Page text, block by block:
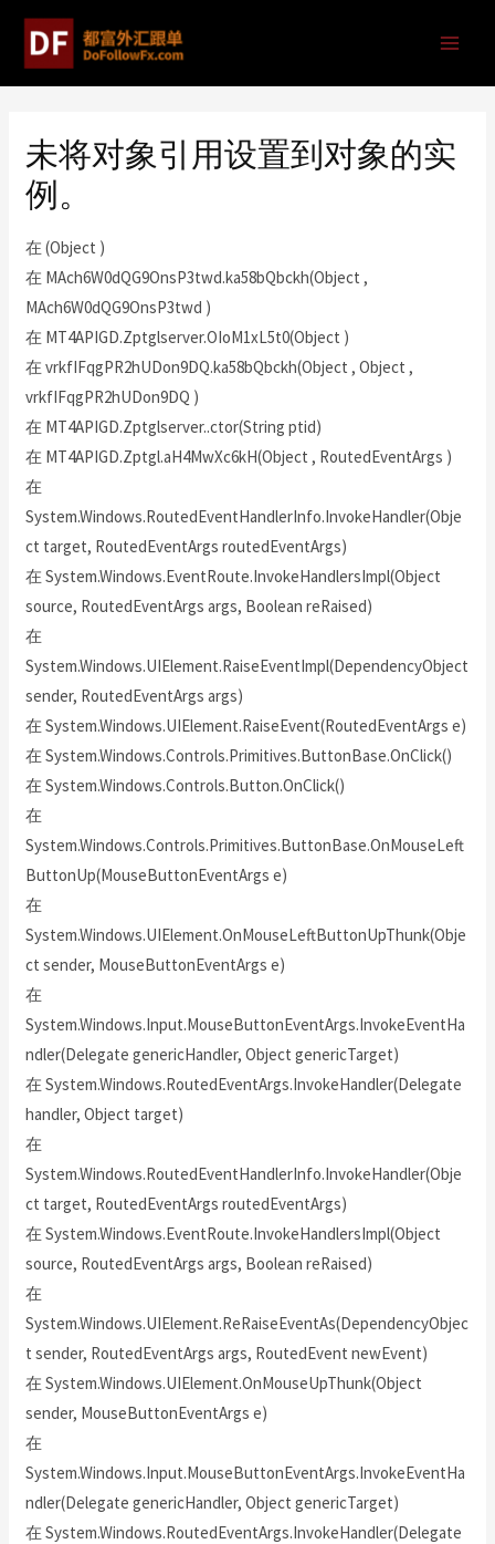
未将对象引用设置到对象的实
例。
在 (Object )
在 MAch6W0dQG9OnsP3twd.ka58bQbckh(Object ,
MAch6W0dQG9OnsP3twd )
在 MT4APIGD.Zptglserver.OIoM1xL5t0(Object )
在 vrkfIFqgPR2hUDon9DQ.ka58bQbckh(Object , Object ,
vrkfIFqgPR2hUDon9DQ )
在 MT4APIGD.Zptglserver..ctor(String ptid)
在 MT4APIGD.Zptgl.aH4MwXc6kH(Object , RoutedEventArgs )
在
System.Windows.RoutedEventHandlerInfo.InvokeHandler(Obje
ct target, RoutedEventArgs routedEventArgs)
在 System.Windows.EventRoute.InvokeHandlersImpl(Object
source, RoutedEventArgs args, Boolean reRaised)
在
System.Windows.UIElement.RaiseEventImpl(DependencyObject
sender, RoutedEventArgs args)
在 System.Windows.UIElement.RaiseEvent(RoutedEventArgs e)
在 System.Windows.Controls.Primitives.ButtonBase.OnClick()
在 System.Windows.Controls.Button.OnClick()
在
System.Windows.Controls.Primitives.ButtonBase.OnMouseLeft
ButtonUp(MouseButtonEventArgs e)
在
System.Windows.UIElement.OnMouseLeftButtonUpThunk(Obje
ct sender, MouseButtonEventArgs e)
在
System.Windows.Input.MouseButtonEventArgs.InvokeEventHa
ndler(Delegate genericHandler, Object genericTarget)
在 System.Windows.RoutedEventArgs.InvokeHandler(Delegate
handler, Object target)
在
System.Windows.RoutedEventHandlerInfo.InvokeHandler(Obje
ct target, RoutedEventArgs routedEventArgs)
在 System.Windows.EventRoute.InvokeHandlersImpl(Object
source, RoutedEventArgs args, Boolean reRaised)
在
System.Windows.UIElement.ReRaiseEventAs(DependencyObjec
t sender, RoutedEventArgs args, RoutedEvent newEvent)
在 System.Windows.UIElement.OnMouseUpThunk(Object
sender, MouseButtonEventArgs e)
在
System.Windows.Input.MouseButtonEventArgs.InvokeEventHa
ndler(Delegate genericHandler, Object genericTarget)
在 System.Windows.RoutedEventArgs.InvokeHandler(Delegate